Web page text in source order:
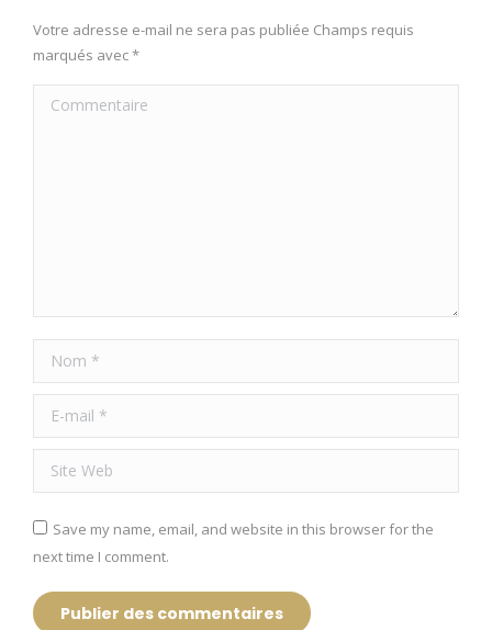
Votre adresse e-mail ne sera pas publiée Champs requis
marqués avec*
Commentaire
Nom *
E-mail *
Site Web
Save my name, email, and website in this browser for the
next time I comment.
Publier des commentaires